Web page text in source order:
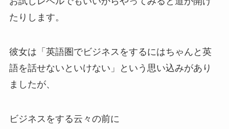
たりします。
彼女は「英語圏でビジネスをするにはちゃんと英
語を話せないといけない」という思い込みがあり
ましたが、
ビジネスをする云々の前に